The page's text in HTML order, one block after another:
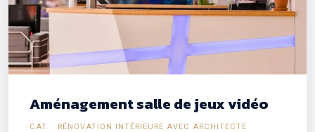
Aménagement salle de jeux vidéo
CAT. : RÉNOVATION INTÉRIEURE AVEC ARCHITECTE